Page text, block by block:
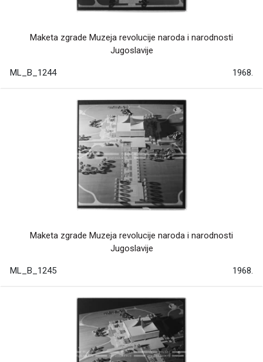
Maketa zgrade Muzeja revolucije naroda i narodnosti
Jugoslavije
ML_B_1244 1968.
Maketa zgrade Muzeja revolucije naroda i narodnosti
Jugoslavije
ML_B_1245 1968.